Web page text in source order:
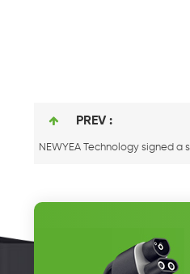
PREV :
NEWYEA Technology signed